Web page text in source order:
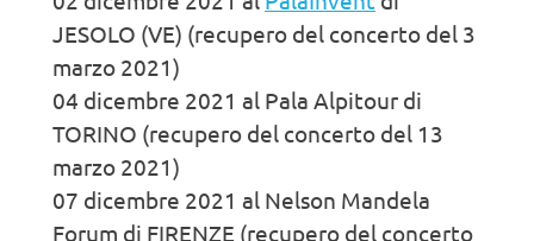
JESOLO (VE) (recupero del concerto del 3
marzo 2021)
04 dicembre 2021 al Pala Alpitour di
TORINO (recupero del concerto del 13
marzo 2021)
07 dicembre 2021 al Nelson Mandela
Forum di FIRENZE (recupero del concerto